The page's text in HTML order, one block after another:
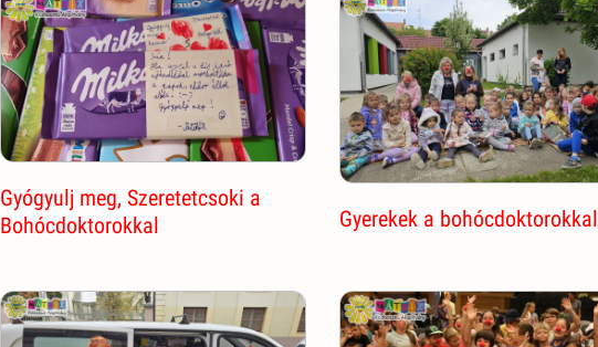
Gyógyulj meg, Szeretetcsoki a
Bohócdoktorokkal
Gyerekek a bohócdoktorokkal